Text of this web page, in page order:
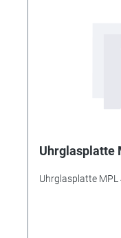
Uhrglasplatte
Uhrglasplatte MPL